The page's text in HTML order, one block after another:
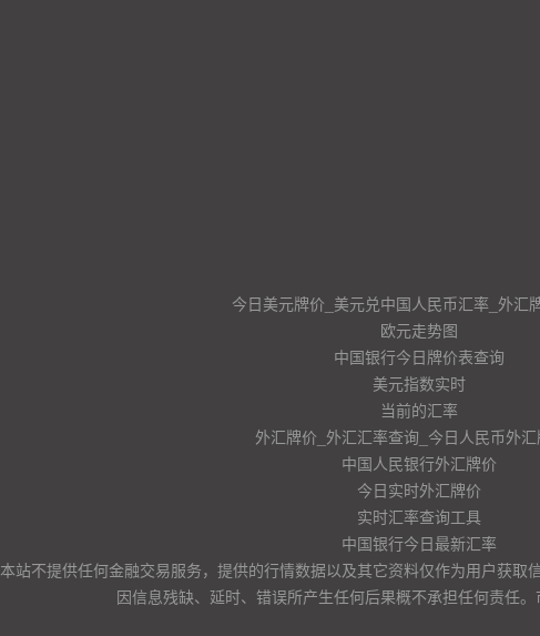
今日美元牌价_美元兑中国人民币汇率_外汇
欧元走势图
中国银行今日牌价表查询
美元指数实时
当前的汇率
外汇牌价_外汇汇率查询_今日人民币外
中国人民银行外汇牌价
今日实时外汇牌价
实时汇率查询工具
中国银行今日最新汇率
本站不提供任何金融交易服务，提供的行情数据以及其它资料仅作为用户获取
因信息残缺、延时、错误所产生任何后果概不承担任何责任。